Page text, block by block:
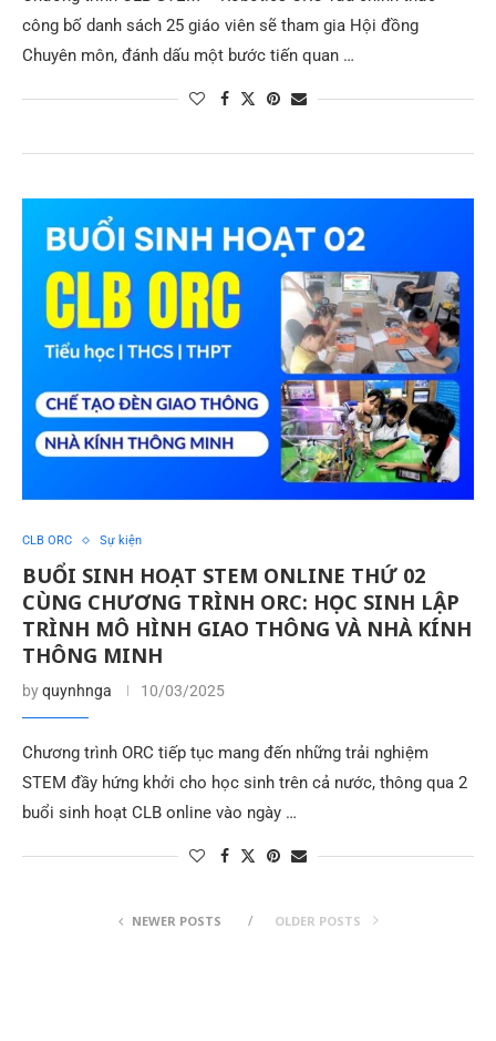
công bố danh sách 25 giáo viên sẽ tham gia Hội đồng
Chuyên môn, đánh dấu một bước tiến quan …
CLB ORC Sự kiện
BUỔI SINH HOẠT STEM ONLINE THỨ 02
CÙNG CHƯƠNG TRÌNH ORC: HỌC SINH LẬP
TRÌNH MÔ HÌNH GIAO THÔNG VÀ NHÀ KÍNH
THÔNG MINH
byquynhnga 10/03/2025
Chương trình ORC tiếp tục mang đến những trải nghiệm
STEM đầy hứng khởi cho học sinh trên cả nước, thông qua 2
buổi sinh hoạt CLB online vào ngày …
NEWER POSTS OLDER POSTS